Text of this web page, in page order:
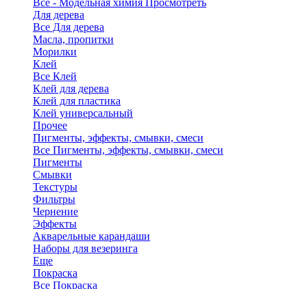
Все - Модельная химия Просмотреть
Для дерева
Все Для дерева
Масла, пропитки
Морилки
Клей
Все Клей
Клей для дерева
Клей для пластика
Клей универсальный
Прочее
Пигменты, эффекты, смывки, смеси
Все Пигменты, эффекты, смывки, смеси
Пигменты
Смывки
Текстуры
Фильтры
Чернение
Эффекты
Акварельные карандаши
Наборы для везеринга
Еще
Покраска
Все Покраска